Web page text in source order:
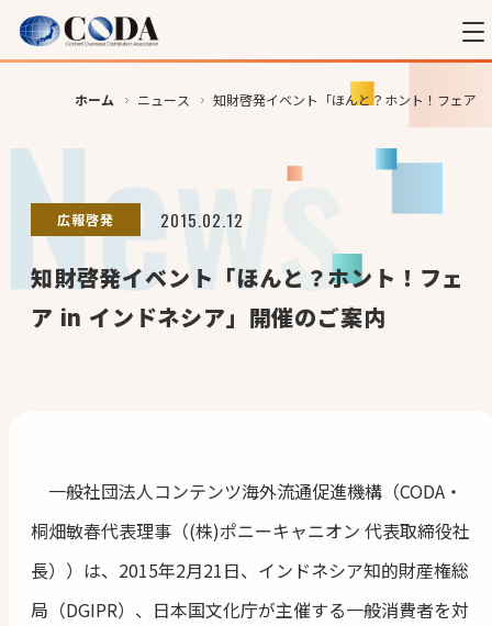
ホーム ニュース 知財啓発イベント「ほんと？ホント！フェア
広報啓発 2015.02.12
知財啓発イベント「ほんと？ホント！フェ
ア in インドネシア」開催のご案内
一般社団法人コンテンツ海外流通促進機構（CODA・
桐畑敏春代表理事（(株)ポニーキャニオン 代表取締役社
長））は、2015年2月21日、インドネシア知的財産権総
局（DGIPR）、日本国文化庁が主催する一般消費者を対